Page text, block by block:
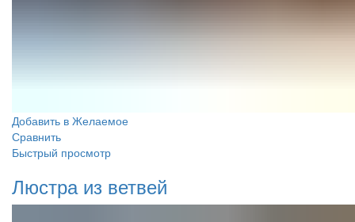
Добавить в Желаемое
Сравнить
Быстрый просмотр
Люстра из ветвей